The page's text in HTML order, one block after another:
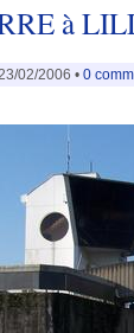
à
02/2006 • 0